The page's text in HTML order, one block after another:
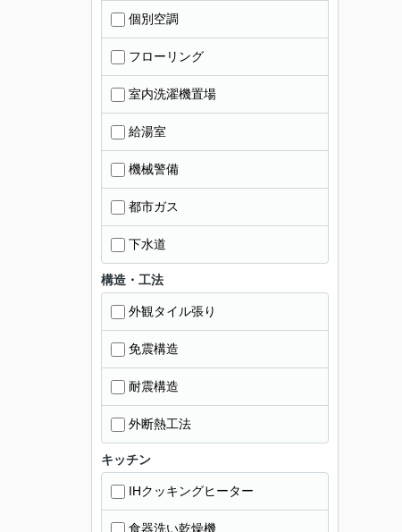
個別空調
フローリング
室内洗濯機置場
給湯室
機械警備
都市ガス
下水道
構造・工法
外観タイル張り
免震構造
耐震構造
外断熱工法
キッチン
IHクッキングヒーター
食器洗い乾燥機